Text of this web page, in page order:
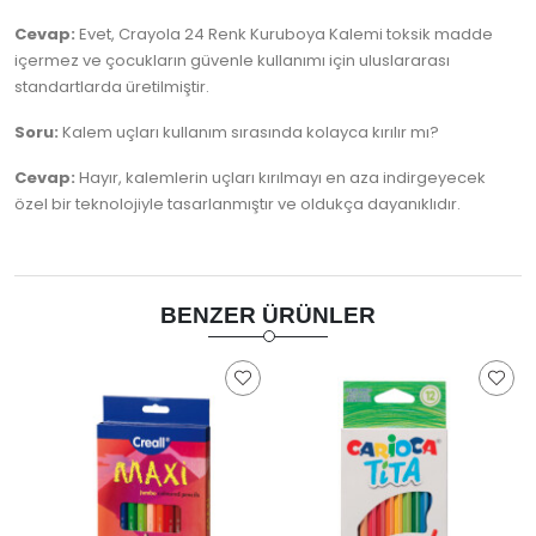
Cevap: Evet, Crayola 24 Renk Kuruboya Kalemi toksik madde
içermez ve çocukların güvenle kullanımı için uluslararası
standartlarda üretilmiştir.
Soru: Kalem uçları kullanım sırasında kolayca kırılır mı?
Cevap: Hayır, kalemlerin uçları kırılmayı en aza indirgeyecek
özel bir teknolojiyle tasarlanmıştır ve oldukça dayanıklıdır.
BENZER ÜRÜNLER